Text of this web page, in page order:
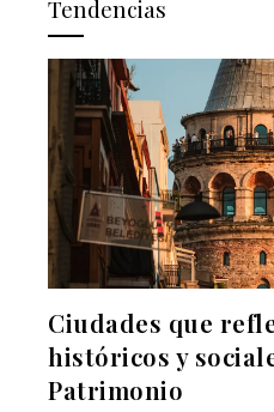
Tendencias
Ciudades que
históricos y
Patrimonio